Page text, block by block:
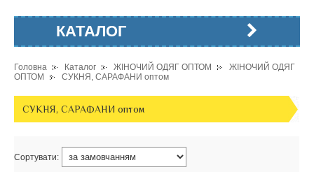
КАТАЛОГ
Головна Каталог ЖІНОЧИЙ ОДЯГ ОПТОМ
ЖІНОЧИЙ ОДЯГ
ОПТОМ
СУКНЯ, САРАФАНИ оптом
СУКНЯ, САРАФАНИ оптом
Сортувати: